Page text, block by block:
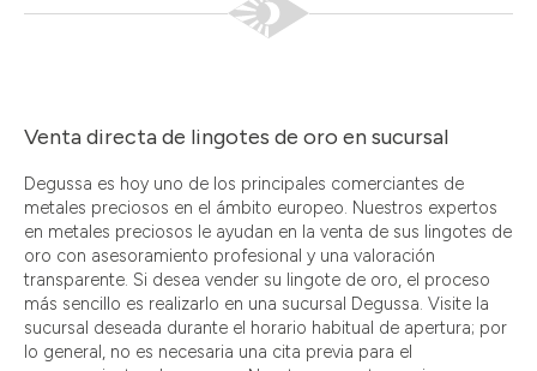
Venta directa de lingotes de oro en sucursal
Degussa es hoy uno de los principales comerciantes de
metales preciosos en el ámbito europeo. Nuestros expertos
en metales preciosos le ayudan en la venta de sus lingotes de
oro con asesoramiento profesional y una valoración
transparente. Si desea vender su lingote de oro, el proceso
más sencillo es realizarlo en una sucursal Degussa. Visite la
sucursal deseada durante el horario habitual de apertura; por
lo general, no es necesaria una cita previa para el